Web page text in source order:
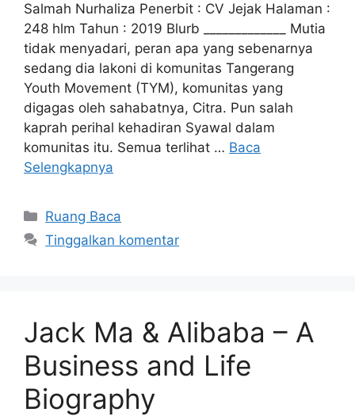
Salmah Nurhaliza Penerbit : CV Jejak Halaman :
248 hlm Tahun : 2019 Blurb _____________ Mutia
tidak menyadari, peran apa yang sebenarnya
sedang dia lakoni di komunitas Tangerang
Youth Movement (TYM), komunitas yang
digagas oleh sahabatnya, Citra. Pun salah
kaprah perihal kehadiran Syawal dalam
komunitas itu. Semua terlihat … Baca
Selengkapnya
Kategori
Ruang Baca
Tinggalkan komentar
Jack Ma & Alibaba – A
Business and Life
Biography